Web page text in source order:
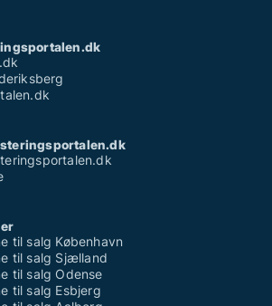
til salg København
til salg Sjælland
til salg Odense
til salg Esbjerg